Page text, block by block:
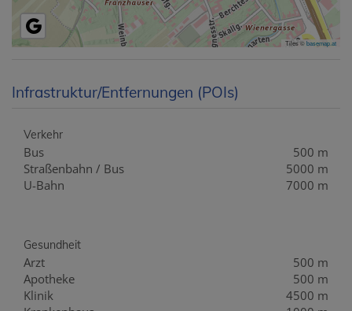
Tiles ©basemap.at
Infrastruktur/Entfernungen (POIs)
Verkehr
Bus
500 m
Straßenbahn / Bus
5000 m
U-Bahn
7000 m
Gesundheit
Arzt
500 m
Apotheke
500 m
Klinik
4500 m